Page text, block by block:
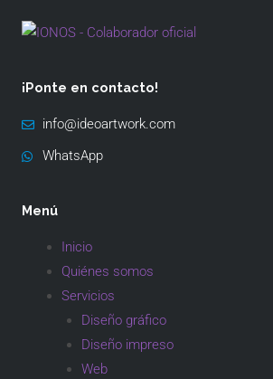
¡Ponte en contacto!
info@ideoartwork.com
WhatsApp
Menú
Inicio
Quiénes somos
Servicios
Diseño gráfico
Diseño impreso
Web